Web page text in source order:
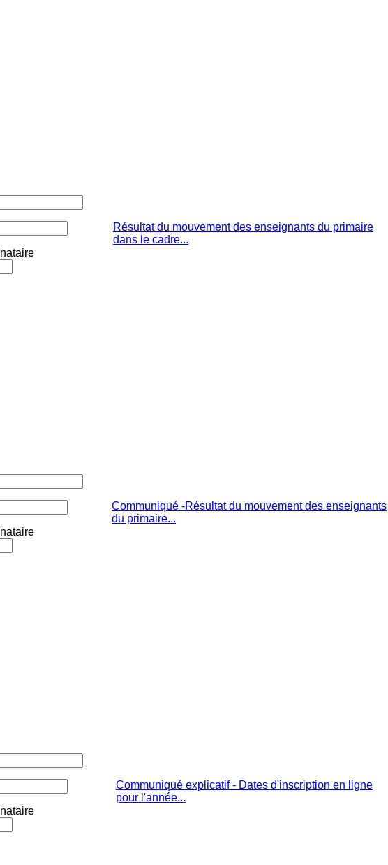
Résultat du mouvement des enseignants du primaire
dans le cadre...
Communiqué -Résultat du mouvement des enseignants
du primaire...
Communiqué explicatif - Dates d'inscription en ligne
pour l'année...